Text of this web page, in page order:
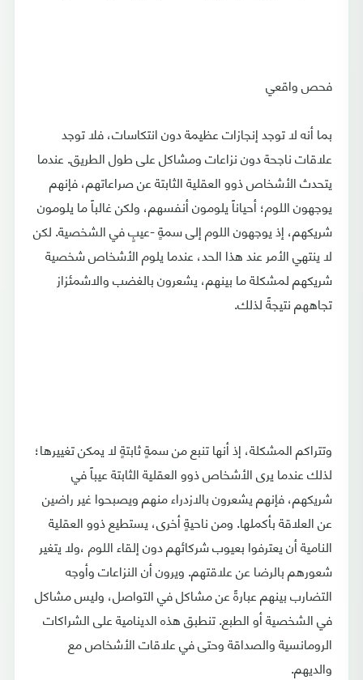
فحص واقعي
بما أنه لا توجد إنجازات عظيمة دون انتكاسات، فلا توجد
علاقات ناجحة دون نزاعات ومشاكل على طول الطريق. عندما
يتحدث الأشخاص ذوو العقلية الثابتة عن صراعاتهم، فإنهم
يوجهون اللوم؛ أحياناً يلومون أنفسهم، ولكن غالباً ما يلومون
شريكهم، إذ يوجهون اللوم إلى سمةٍ -عيبٍ في الشخصية. لكن
لا ينتهي الأمر عند هذا الحد، عندما يلوم الأشخاص شخصية
شريكهم لمشكلة ما بينهم، يشعرون بالغضب والاشمئزاز
تجاههم نتيجةً لذلك.
وتتراكم المشكلة، إذ أنها تنبع من سمةٍ ثابتةٍ لا يمكن تغييرها؛
لذلك عندما يرى الأشخاص ذوو العقلية الثابتة عيباً في
شريكهم، فإنهم يشعرون بالازدراء منهم ويصبحوا غير راضين
عن العلاقة بأكملها. ومن ناحيةٍ أخرى، يستطيع ذوو العقلية
النامية أن يعترفوا بعيوب شركائهم دون إلقاء اللوم ،ولا يتغير
شعورهم بالرضا عن علاقتهم. ويرون أن النزاعات وأوجه
التضارب بينهم عبارةً عن مشاكل في التواصل، وليس مشاكل
في الشخصية أو الطبع. تنطبق هذه الدينامية على الشراكات
الرومانسية والصداقة وحتى في علاقات الأشخاص مع
والديهم.